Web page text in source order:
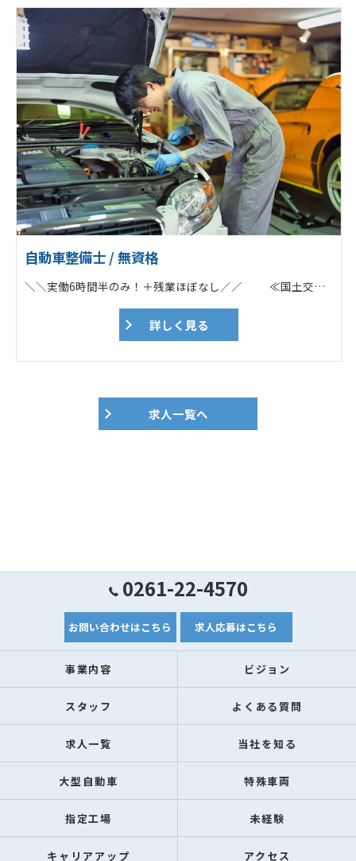
自動車整備士 / 無資格
＼＼実働6時間半のみ！＋残業ほぼなし／／ ≪国土交通省指定の整備工場！≫ POINT ✅「通勤車両の車検代」を負担！ ✅ノルマ一切なし／勉強会あり ✅残業なし／17時に定時退社可能！ ✅年2回の賞与＆各種手当あり ✅「勤続30年以上」のスタッフ多数！ ===================== ★Web面接OK！ ★応募前の工場見学も歓迎！ ===================== 電話でのお問い合わせもOK！ ➔➔➔0261-22-4570 担当：佐藤あて ===================== ♦トラックやバスなどの大型車両が7割 （※基本的にツーマンセルでの作業） ┗ユニック車・平ボディー・トレーラー ┗ダンプ・ミキサー車 ┗大型バス／マイクロバス ┗タイヤドーザーや移動式クレーンも！ ♦一般車両も対応（3割） ┗乗用車や軽自動車・バイクなど ♦担当車種の希望も応相談！ 「初めから大型をやりたい！」という方も 先輩がしっかりサポートします！ 【具体的な仕事内容】 大型商用車（トラック・バス等）、フォークリフトや建設機械などの車検、整備、定期点検などがメイン業務です。乗用車、軽自動車、バイクなども入庫します。 ♦自動車整備業務 ┗自動車整備全般 ┗車検、点検、一般整備 ♦建設機械整備業務 ┗建設機械の整備、点検、特定自主検査（年次検査） ┗建設機械の出張修理（大町市を中心に大北地域） ♦作業伝票、帳票類（各種記録簿）作成 ♦車両引取・納車 ♦電話対応など 地域の安全と環境を支える整備のプロフェッショナルとして、適格な整備技術を習得しながら、安心を提供する自動車整備士として、車検、点検、整備をお任せ致します。 ■各ディーラー、特装メーカー指定サービス工場で的確に対応 各大型商用車ディーラーを始め、各種特装車メーカーの指定サービス工場として、整備マニュアルや、純正部品の提供を行っています。様々な車種の車検・整備を手掛けたり、豊富な研修制度の他、資格取得支援も充実しているので、整備業務だけでなく次世代自動車技術のプロフェッショナルを目指し、キャリアアップをして頂けます。 ■技とICT活用の自動車整備 ツカサ工業では、ICT活用の自動車整備を推進しており、コンピュータでできることはコンピュータに任せ、人が手を使い行わなければならない事に時間を費やしています。整備の在り方を変えて、スマートな整備士ライフを目指しています。 【入社直後】 工場内で先輩の指示の下、整備経験を積んで頂きます。 状況を見て、1人での作業をお任せします。 自動車整備士・建設機械整備技能士の有資格者が在籍しています。 ★iPhone・工具（新調もOK）・作業着一式・安全靴貸与 スマホを支給しますので、わからないことは 電話やチャットですぐに聞くことが可能です！ 近くに先輩がいればその場で、 すぐに回答してくれます。 ★業務に必要な資格取得費用は会社負担！
詳しく見る
求人一覧へ
0261-22-4570
お問い合わせはこちら 求人応募はこちら
事業内容 ビジョン
スタッフ よくある質問
求人一覧 当社を知る
大型自動車 特殊車両
指定工場 未経験
キャリアアップ アクセス